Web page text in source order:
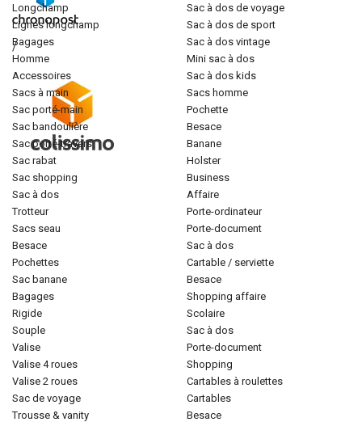
/
longchamp
lignes longchamp
bagages
homme
accessoires
sacs à main
sac porté-main
sac bandoulière
sac porté-travers
sac rabat
sac shopping
sac à dos
trotteur
sacs seau
besace
pochettes
sac banane
bagages
rigide
souple
valise
valise 4 roues
valise 2 roues
sac de voyage
trousse & vanity
sac à dos de voyage
sac à dos de sport
sac à dos vintage
mini sac à dos
sac à dos kids
sacs homme
pochette
besace
banane
holster
business
affaire
porte-ordinateur
porte-document
sac à dos
cartable / serviette
besace
shopping affaire
scolaire
sac à dos
porte-document
shopping
cartables à roulettes
cartables
besace